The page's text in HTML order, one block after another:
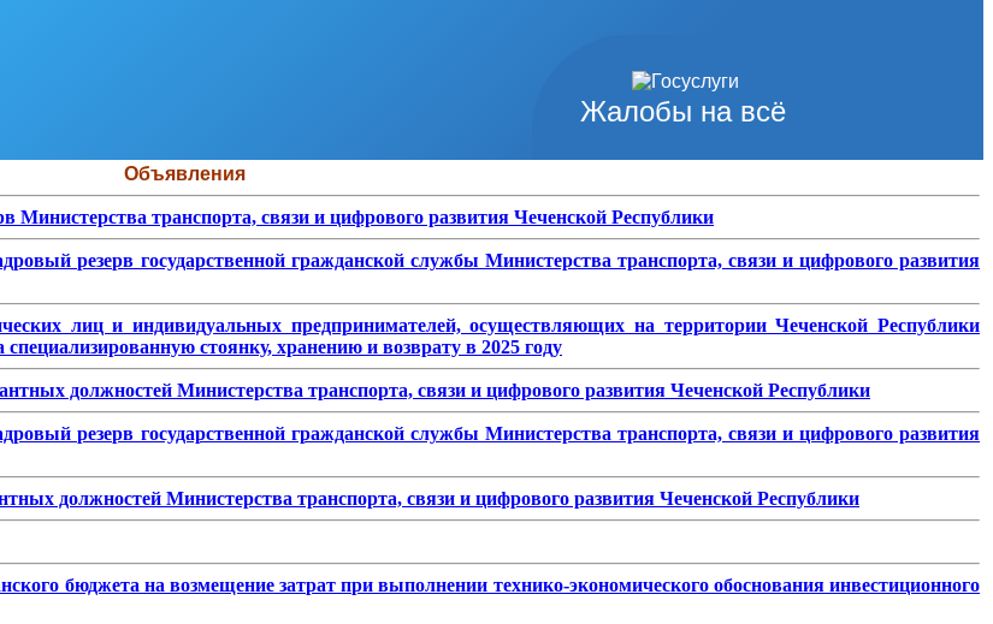
Жалобы на всё
Объявления
Министерства транспорта, связи и цифрового развития Чеченской Республики
резерв государственной гражданской службы Министерства транспорта, связи и цифрового развития
лиц и индивидуальных предпринимателей, осуществляющих на территории Чеченской Республики
стоянку, хранению и возврату в 2025 году
должностей Министерства транспорта, связи и цифрового развития Чеченской Республики
резерв государственной гражданской службы Министерства транспорта, связи и цифрового развития
должностей Министерства транспорта, связи и цифрового развития Чеченской Республики
бюджета на возмещение затрат при выполнении технико-экономического обоснования инвестиционного